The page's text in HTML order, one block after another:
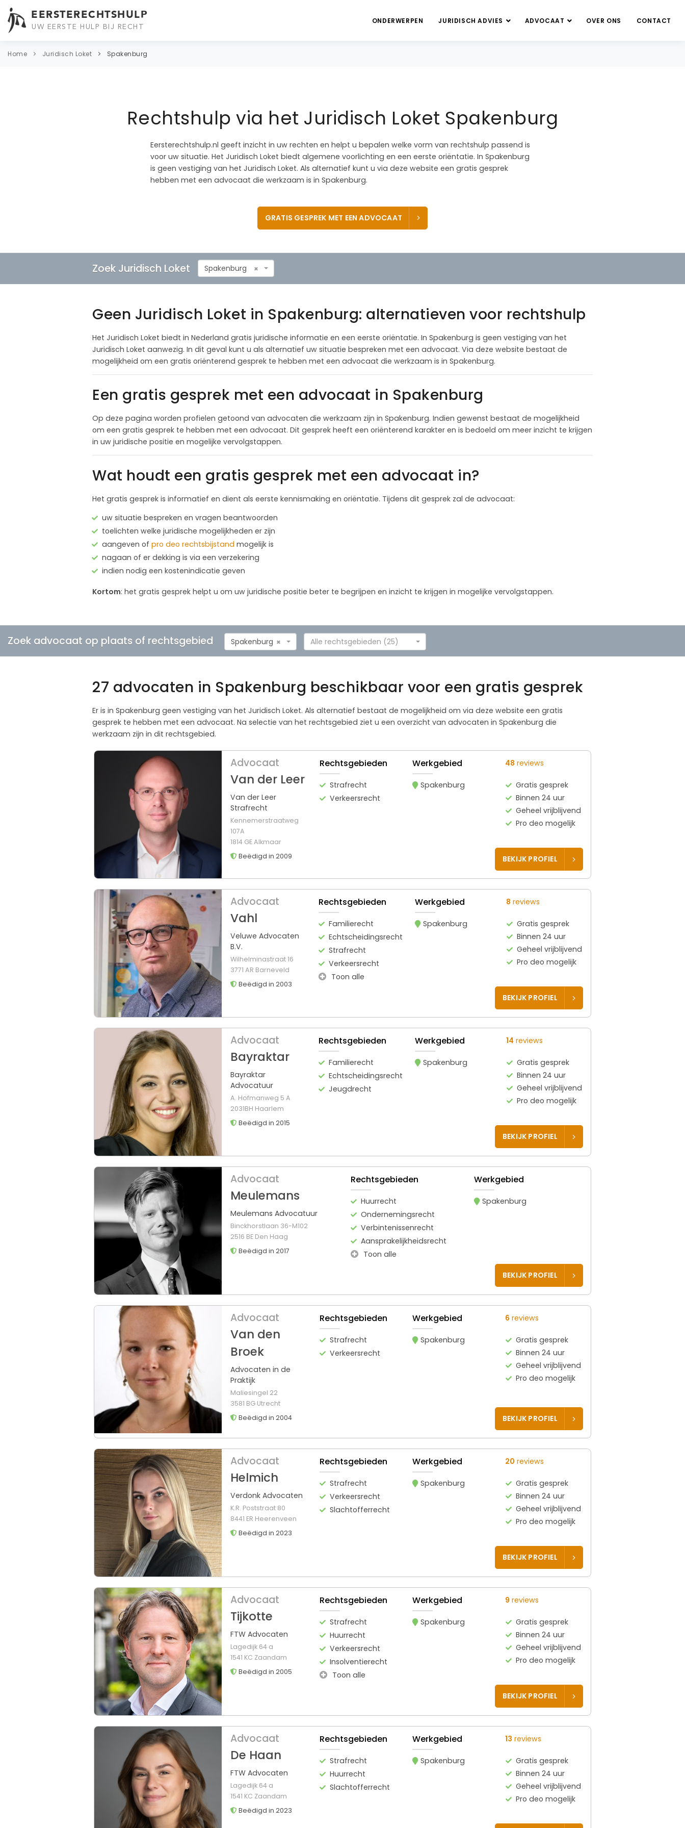
EERSTERECHTSHULP
UW EERSTE HULP BIJ RECHT
ONDERWERPEN JURIDISCH ADVIES ADVOCAAT OVER ONS CONTACT
Home Juridisch Loket Spakenburg
Rechtshulp via het Juridisch Loket Spakenburg
Eersterechtshulp.nl geeft inzicht in uw rechten en helpt u bepalen welke vorm van rechtshulp passend is
voor uw situatie. Het Juridisch Loket biedt algemene voorlichting en een eerste oriëntatie. In Spakenburg
is geen vestiging van het Juridisch Loket. Als alternatief kunt u via deze website een gratis gesprek
hebben met een advocaat die werkzaam is in Spakenburg.
GRATIS GESPREK MET EEN ADVOCAAT
Zoek Juridisch Loket ×
Spakenburg
Geen Juridisch Loket in Spakenburg: alternatieven voor rechtshulp
Het Juridisch Loket biedt in Nederland gratis juridische informatie en een eerste oriëntatie. In Spakenburg is geen vestiging van het
Juridisch Loket aanwezig. In dit geval kunt u als alternatief uw situatie bespreken met een advocaat. Via deze website bestaat de
mogelijkheid om een gratis oriënterend gesprek te hebben met een advocaat die werkzaam is in Spakenburg.
Een gratis gesprek met een advocaat in Spakenburg
Op deze pagina worden profielen getoond van advocaten die werkzaam zijn in Spakenburg. Indien gewenst bestaat de mogelijkheid
om een gratis gesprek te hebben met een advocaat. Dit gesprek heeft een oriënterend karakter en is bedoeld om meer inzicht te krijgen
in uw juridische positie en mogelijke vervolgstappen.
Wat houdt een gratis gesprek met een advocaat in?
Het gratis gesprek is informatief en dient als eerste kennismaking en oriëntatie. Tijdens dit gesprek zal de advocaat:
uw situatie bespreken en vragen beantwoorden
toelichten welke juridische mogelijkheden er zijn
aangeven of pro deo rechtsbijstand mogelijk is
nagaan of er dekking is via een verzekering
indien nodig een kostenindicatie geven
Kortom: het gratis gesprek helpt u om uw juridische positie beter te begrijpen en inzicht te krijgen in mogelijke vervolgstappen.
Zoek advocaat op plaats of rechtsgebied ×
Spakenburg Alle rechtsgebieden (25)
27 advocaten in Spakenburg beschikbaar voor een gratis gesprek
Er is in Spakenburg geen vestiging van het Juridisch Loket. Als alternatief bestaat de mogelijkheid om via deze website een gratis
gesprek te hebben met een advocaat. Na selectie van het rechtsgebied ziet u een overzicht van advocaten in Spakenburg die
werkzaam zijn in dit rechtsgebied.
Advocaat
Van der Leer
Van der Leer
Strafrecht
Kennemerstraatweg
107A
1814 GE Alkmaar
Beëdigd in 2009
Rechtsgebieden
Strafrecht
Verkeersrecht
Werkgebied
Spakenburg
48 reviews
Gratis gesprek
Binnen 24 uur
Geheel vrijblijvend
Pro deo mogelijk
BEKIJK PROFIEL
Advocaat
Vahl
Veluwe Advocaten
B.V.
Wilhelminastraat 16
3771 AR Barneveld
Beëdigd in 2003
Rechtsgebieden
Familierecht
Echtscheidingsrecht
Strafrecht
Verkeersrecht
Toon alle
Werkgebied
Spakenburg
8 reviews
Gratis gesprek
Binnen 24 uur
Geheel vrijblijvend
Pro deo mogelijk
BEKIJK PROFIEL
Advocaat
Bayraktar
Bayraktar
Advocatuur
A. Hofmanweg 5 A
2031BH Haarlem
Beëdigd in 2015
Rechtsgebieden
Familierecht
Echtscheidingsrecht
Jeugdrecht
Werkgebied
Spakenburg
14 reviews
Gratis gesprek
Binnen 24 uur
Geheel vrijblijvend
Pro deo mogelijk
BEKIJK PROFIEL
Advocaat
Meulemans
Meulemans Advocatuur
Binckhorstlaan 36-M102
2516 BE Den Haag
Beëdigd in 2017
Rechtsgebieden
Huurrecht
Ondernemingsrecht
Verbintenissenrecht
Aansprakelijkheidsrecht
Toon alle
Werkgebied
Spakenburg
BEKIJK PROFIEL
Advocaat
Van den
Broek
Advocaten in de
Praktijk
Maliesingel 22
3581 BG Utrecht
Beëdigd in 2004
Rechtsgebieden
Strafrecht
Verkeersrecht
Werkgebied
Spakenburg
6 reviews
Gratis gesprek
Binnen 24 uur
Geheel vrijblijvend
Pro deo mogelijk
BEKIJK PROFIEL
Advocaat
Helmich
Verdonk Advocaten
K.R. Poststraat 80
8441 ER Heerenveen
Beëdigd in 2023
Rechtsgebieden
Strafrecht
Verkeersrecht
Slachtofferrecht
Werkgebied
Spakenburg
20 reviews
Gratis gesprek
Binnen 24 uur
Geheel vrijblijvend
Pro deo mogelijk
BEKIJK PROFIEL
Advocaat
Tijkotte
FTW Advocaten
Lagedijk 64 a
1541 KC Zaandam
Beëdigd in 2005
Rechtsgebieden
Strafrecht
Huurrecht
Verkeersrecht
Insolventierecht
Toon alle
Werkgebied
Spakenburg
9 reviews
Gratis gesprek
Binnen 24 uur
Geheel vrijblijvend
Pro deo mogelijk
BEKIJK PROFIEL
Advocaat
De Haan
FTW Advocaten
Lagedijk 64 a
1541 KC Zaandam
Beëdigd in 2023
Rechtsgebieden
Strafrecht
Huurrecht
Slachtofferrecht
Werkgebied
Spakenburg
13 reviews
Gratis gesprek
Binnen 24 uur
Geheel vrijblijvend
Pro deo mogelijk